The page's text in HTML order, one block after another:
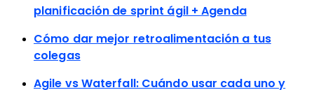
planificación de sprint ágil + Agenda
Cómo dar mejor retroalimentación a tus
colegas
Agile vs Waterfall: Cuándo usar cada uno y